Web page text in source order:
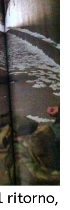
ritorno,